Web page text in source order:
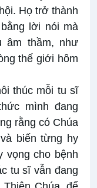
Họ trở thành
lời nói mà
âm thầm, như
thế giới hôm
thúc mỗi tu sĩ
mình đang
rằng có Chúa
biến từng hy
vọng cho bệnh
tu sĩ vẫn đang